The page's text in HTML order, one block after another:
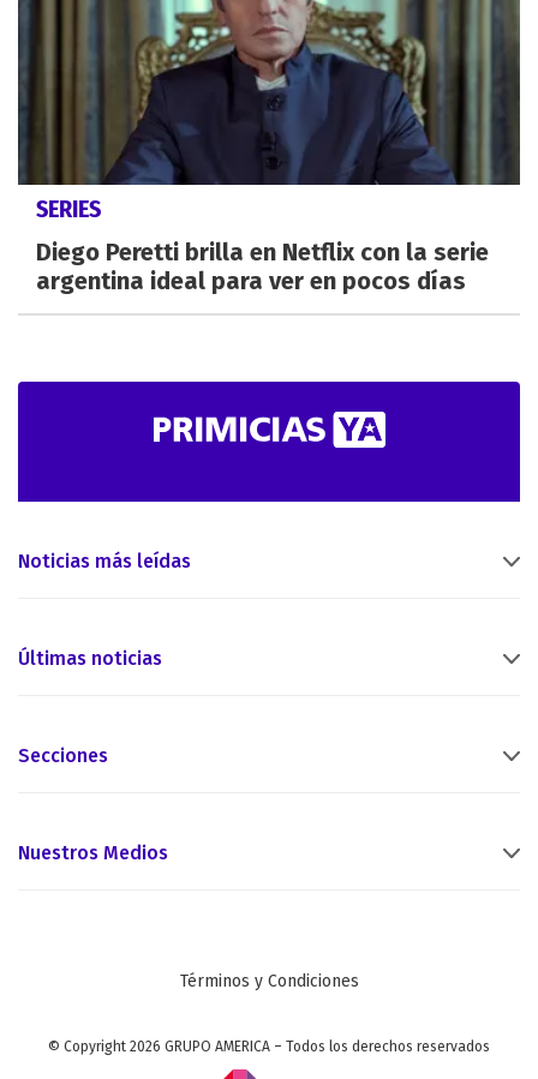
SERIES
Diego Peretti brilla en Netflix con la serie
argentina ideal para ver en pocos días
Noticias más leídas
Últimas noticias
Secciones
Nuestros Medios
Términos y Condiciones
© Copyright 2026 GRUPO AMERICA – Todos los derechos reservados